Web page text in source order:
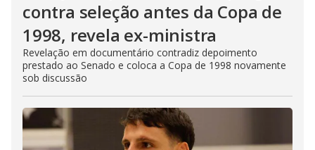
contra seleção antes da Copa de
1998, revela ex-ministra
Revelação em documentário contradiz depoimento
prestado ao Senado e coloca a Copa de 1998 novamente
sob discussão